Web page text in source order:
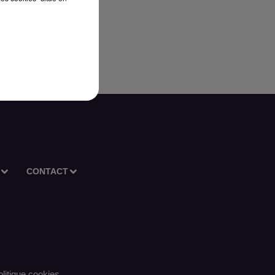
CONTACT